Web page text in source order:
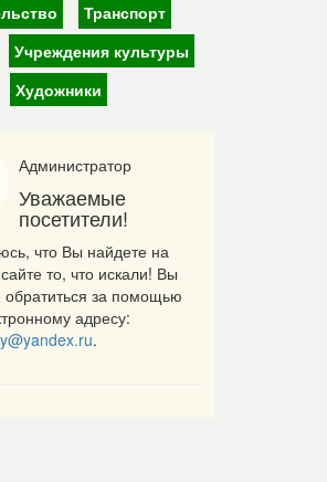
Транспорт
Учреждения культуры
Художники
Администратор
Уважаемые
посетители!
что Вы найдете на
то, что искали! Вы
обратиться за помощью
адресу:
.